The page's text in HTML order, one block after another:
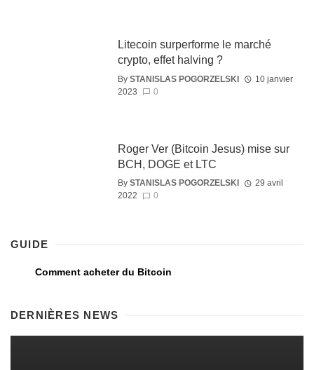
Litecoin surperforme le marché
crypto, effet halving ?
By STANISLAS POGORZELSKI
10 janvier
2023
0
Roger Ver (Bitcoin Jesus) mise sur
BCH, DOGE et LTC
By STANISLAS POGORZELSKI
29 avril
2022
0
GUIDE
Comment acheter du Bitcoin
DERNIÈRES NEWS